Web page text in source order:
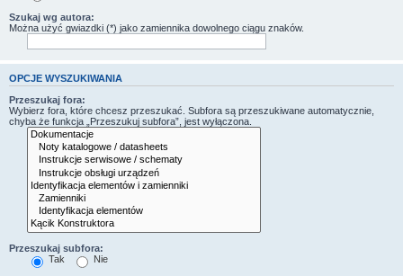
Szukaj wg autora:
Można użyć gwiazdki (*) jako zamiennika dowolnego ciągu znaków.
OPCJE WYSZUKIWANIA
Przeszukaj fora:
Wybierz fora, które chcesz przeszukać. Subfora są przeszukiwane automatycznie,
chyba że funkcja „Przeszukuj subfora”, jest wyłączona.
Przeszukaj subfora:
Tak
Nie